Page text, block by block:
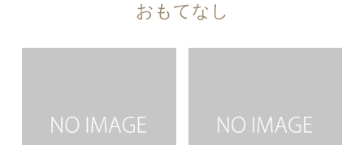
おもてなし